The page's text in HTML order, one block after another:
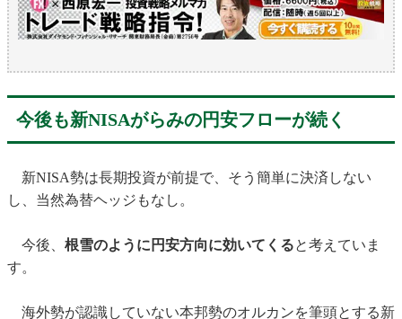
今後も新NISAがらみの円安フローが続く
新NISA勢は長期投資が前提で、そう簡単に決済しない
し、当然為替ヘッジもなし。
今後、 根雪のように円安方向に効いてくると考えていま
す。
海外勢が認識していない本邦勢のオルカンを筆頭とする新